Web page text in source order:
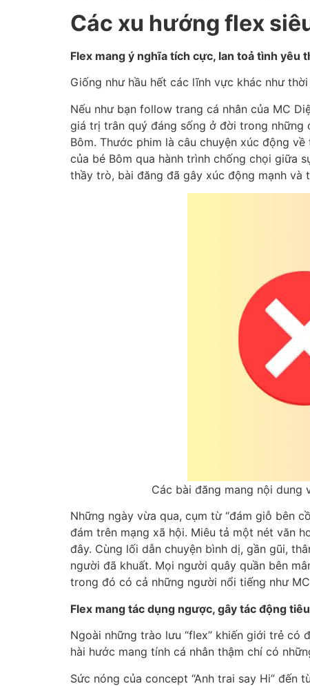
Các xu hướng flex
Flex mang ý nghĩa tích cực, lan toả tình yêu
Giống như hầu hết các lĩnh vực khác như
Nếu như bạn follow trang cá nhân của MC
giá trị trân quý đáng sống ở đời trong những
Bôm. Thước phim là câu chuyện xúc động
của bé Bôm qua hành trình chống chọi giữa
thầy trò, bài đăng đã gây xúc động mạnh
Các bài đăng mang nội dung
Những ngày vừa qua, cụm từ “đám giỗ bên
đám trên mạng xã hội. Miêu tả một nét văn
đây. Cùng lối dẫn chuyện bình dị, gần gũi,
người đã khuất. Mọi người quây quần bên
trong đó có cả những người nổi tiếng như
Flex mang tác dụng ngược, gây tác động
Ngoài những trào lưu “flex” khiến giới trẻ có
hài hước mang tính cá nhân thậm chí có
Sức nóng của concept “Anh trai say Hi”